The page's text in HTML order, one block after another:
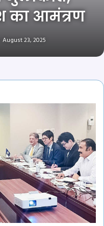
का आमंत्रण
August 23, 2025